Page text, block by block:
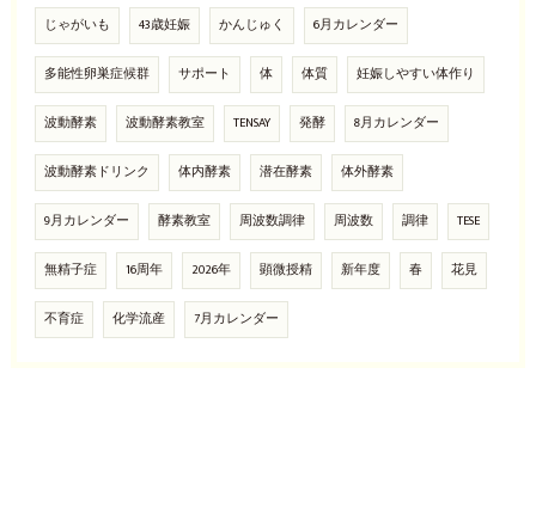
じゃがいも 43歳妊娠 かんじゅく 6月カレンダー
多能性卵巣症候群 サポート 体 体質 妊娠しやすい体作り
波動酵素 波動酵素教室 TENSAY 発酵 8月カレンダー
波動酵素ドリンク 体内酵素 潜在酵素 体外酵素
9月カレンダー 酵素教室 周波数調律 周波数 調律 TESE
無精子症 16周年 2026年 顕微授精 新年度 春 花見
不育症 化学流産 7月カレンダー